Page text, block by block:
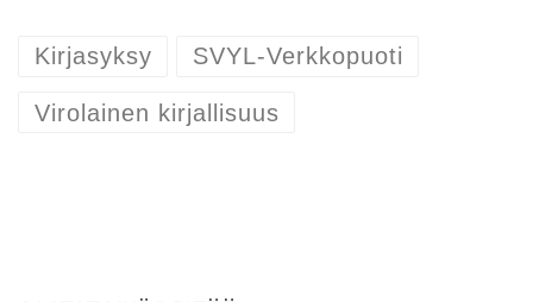
Kirjasyksy SVYL-Verkkopuoti
Virolainen kirjallisuus